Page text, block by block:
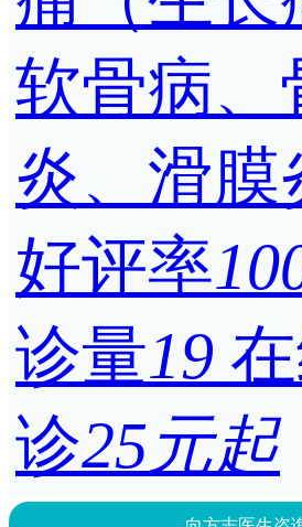
软骨病、
炎、滑膜
好评率
诊量19
诊25元起